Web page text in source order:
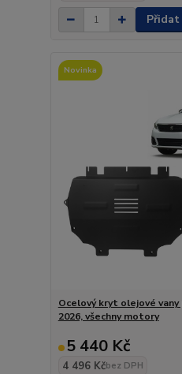
Novinka
Ocelový kryt olejové
2026, všechny motory
5 440 Kč
4 496 Kčbez DPH